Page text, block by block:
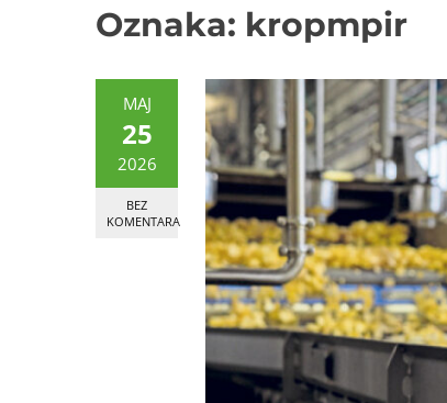
Oznaka: kropmpir
MAJ
25
2026
BEZ
KOMENTARA